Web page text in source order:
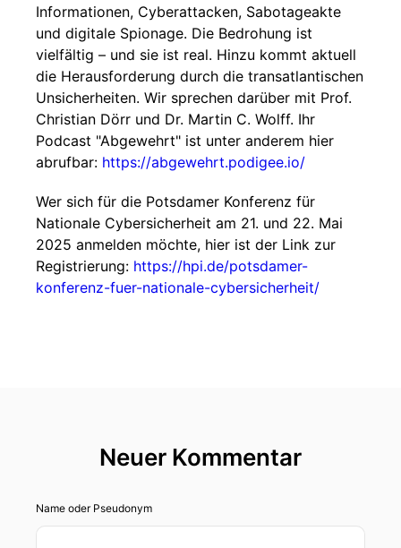
Informationen, Cyberattacken, Sabotageakte
und digitale Spionage. Die Bedrohung ist
vielfältig – und sie ist real. Hinzu kommt aktuell
die Herausforderung durch die transatlantischen
Unsicherheiten. Wir sprechen darüber mit Prof.
Christian Dörr und Dr. Martin C. Wolff. Ihr
Podcast "Abgewehrt" ist unter anderem hier
abrufbar: https://abgewehrt.podigee.io/
Wer sich für die Potsdamer Konferenz für
Nationale Cybersicherheit am 21. und 22. Mai
2025 anmelden möchte, hier ist der Link zur
Registrierung: https://hpi.de/potsdamer-
konferenz-fuer-nationale-cybersicherheit/
Neuer Kommentar
Name oder Pseudonym